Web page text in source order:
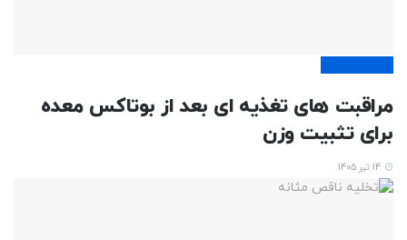
مراقبت های تغذیه ای بعد از بوتاکس معده
برای تثبیت وزن